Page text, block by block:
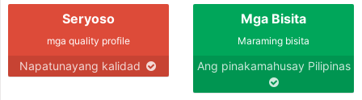
Seryoso
mga quality profile
Napatunayang kalidad
Mga Bisita
Maraming bisita
Ang pinakamahusay Pilipinas